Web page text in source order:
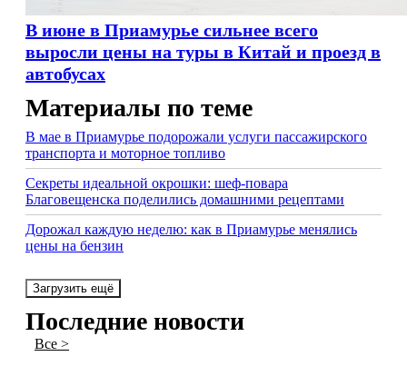
В июне в Приамурье сильнее всего
выросли цены на туры в Китай и проезд в
автобусах
Материалы по теме
В мае в Приамурье подорожали услуги пассажирского
транспорта и моторное топливо
Секреты идеальной окрошки: шеф-повара
Благовещенска поделились домашними рецептами
Дорожал каждую неделю: как в Приамурье менялись
цены на бензин
Загрузить ещё
Последние новости
Все >